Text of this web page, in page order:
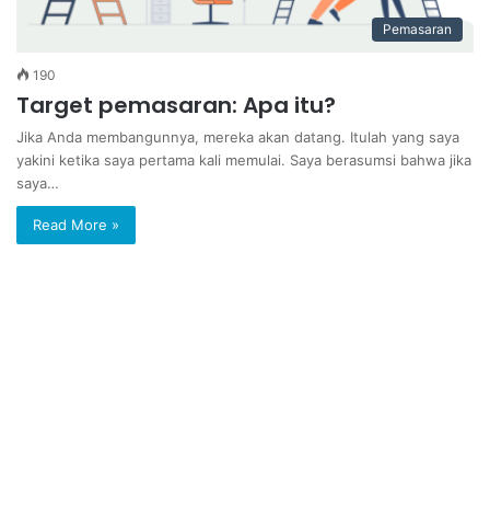
Pemasaran
190
Target pemasaran: Apa itu?
Jika Anda membangunnya, mereka akan datang. Itulah yang saya
yakini ketika saya pertama kali memulai. Saya berasumsi bahwa jika
saya…
Read More »